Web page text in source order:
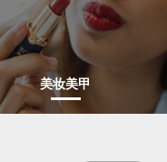
美妆美甲